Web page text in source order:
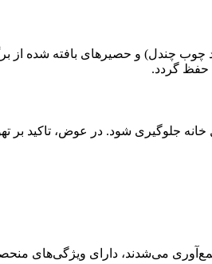
چندل) و حصیرهای بافته شده از
حفظ گردد.
خانه جلوگیری شود. در عوض، تاکید بر
می‌شدند، دارای ویژگی‌های